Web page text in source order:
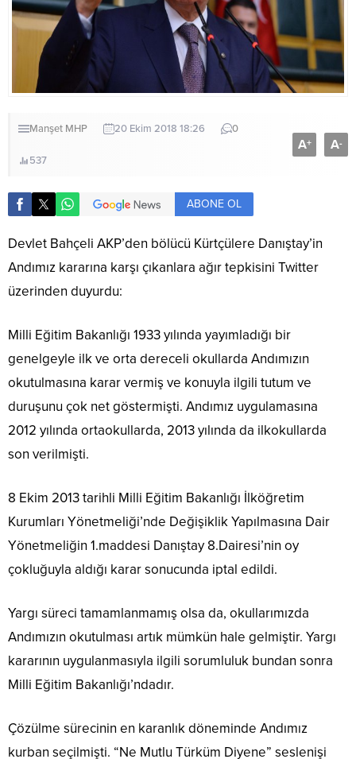
Manşet MHP 20 Ekim 2018 18:26 0
537
A+ A-
ABONE OL
Devlet Bahçeli AKP’den bölücü Kürtçülere Danıştay’in
Andımız kararına karşı çıkanlara ağır tepkisini Twitter
üzerinden duyurdu:
Milli Eğitim Bakanlığı 1933 yılında yayımladığı bir
genelgeyle ilk ve orta dereceli okullarda Andımızın
okutulmasına karar vermiş ve konuyla ilgili tutum ve
duruşunu çok net göstermişti. Andımız uygulamasına
2012 yılında ortaokullarda, 2013 yılında da ilkokullarda
son verilmişti.
8 Ekim 2013 tarihli Milli Eğitim Bakanlığı İlköğretim
Kurumları Yönetmeliği’nde Değişiklik Yapılmasına Dair
Yönetmeliğin 1.maddesi Danıştay 8.Dairesi’nin oy
çokluğuyla aldığı karar sonucunda iptal edildi.
Yargı süreci tamamlanmamış olsa da, okullarımızda
Andımızın okutulması artık mümkün hale gelmiştir. Yargı
kararının uygulanmasıyla ilgili sorumluluk bundan sonra
Milli Eğitim Bakanlığı’ndadır.
Çözülme sürecinin en karanlık döneminde Andımız
kurban seçilmişti. “Ne Mutlu Türküm Diyene” seslenişi